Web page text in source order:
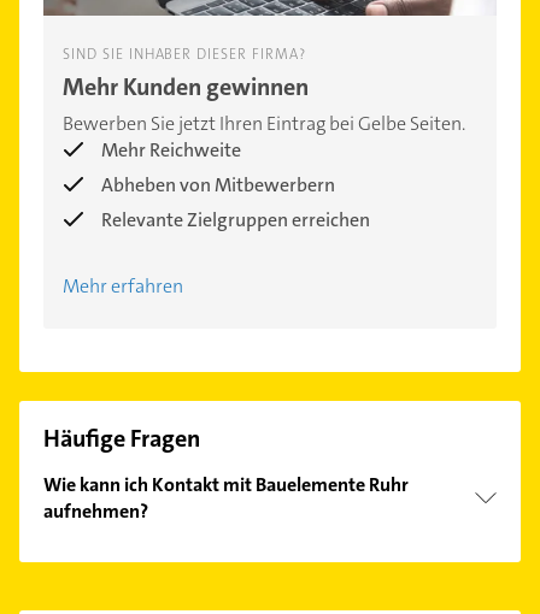
SIND SIE INHABER DIESER FIRMA?
Mehr Kunden gewinnen
Bewerben Sie jetzt Ihren Eintrag bei Gelbe Seiten.
Mehr Reichweite
Abheben von Mitbewerbern
Relevante Zielgruppen erreichen
Mehr erfahren
Häufige Fragen
Wie kann ich Kontakt mit Bauelemente Ruhr
aufnehmen?